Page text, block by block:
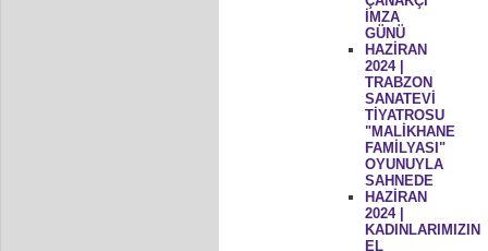
İMZA
GÜNÜ
HAZİRAN
2024 |
TRABZON
SANATEVİ
TİYATROSU
"MALİKHANE
FAMİLYASI"
OYUNUYLA
SAHNEDE
HAZİRAN
2024 |
KADINLARIMIZIN
EL